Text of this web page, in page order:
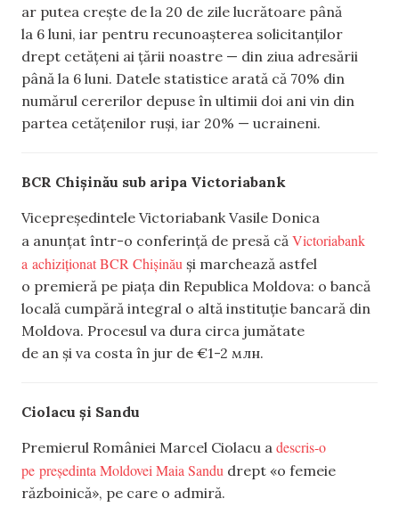
ar putea crește de la 20 de zile lucrătoare până
la 6 luni, iar pentru recunoașterea solicitanților
drept cetățeni ai țării noastre — din ziua adresării
până la 6 luni. Datele statistice arată că 70% din
numărul cererilor depuse în ultimii doi ani vin din
partea cetățenilor ruși, iar 20% — ucraineni.
BCR Chișinău sub aripa Victoriabank
Vicepreședintele Victoriabank Vasile Donica
a anunțat într-o conferință de presă că Victoriabank
a achiziționat BCR Chișinău și marchează astfel
o premieră pe piața din Republica Moldova: o bancă
locală cumpără integral o altă instituție bancară din
Moldova. Procesul va dura circa jumătate
de an și va costa în jur de €1-2 млн.
Ciolacu și Sandu
Premierul României Marcel Ciolacu a descris-o
pe președinta Moldovei Maia Sandu drept «o femeie
războinică», pe care o admiră.